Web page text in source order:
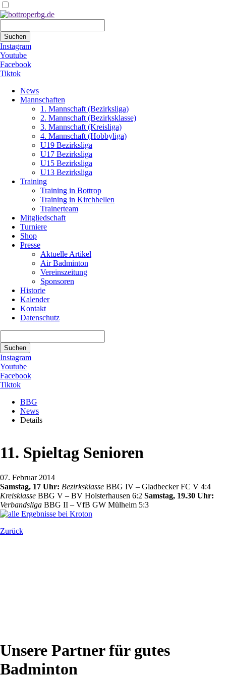
Suchen
Instagram
Youtube
Facebook
Tiktok
überspringen
News
Mannschaften
1. Mannschaft (Bezirksliga)
2. Mannschaft (Bezirksklasse)
3. Mannschaft (Kreisliga)
4. Mannschaft (Hobbyliga)
U19 Bezirksliga
U17 Bezirksliga
U15 Bezirksliga
U13 Bezirksliga
Training
Training in Bottrop
Training in Kirchhellen
Trainerteam
Mitgliedschaft
Turniere
Shop
Presse
Aktuelle Artikel
Air Badminton
Vereinszeitung
Sponsoren
Historie
Kalender
Kontakt
Datenschutz
Suchen
Instagram
Youtube
Facebook
Tiktok
BBG
News
Details
11. Spieltag Senioren
07. Februar 2014
Samstag, 17 Uhr: Bezirksklasse BBG IV – Gladbecker FC V 4:4
Kreisklasse BBG V – BV Holsterhausen 6:2 Samstag, 19.30 Uhr:
Verbandsliga BBG II – VfB GW Mülheim 5:3
Zurück
Unsere Partner für gutes
Badminton